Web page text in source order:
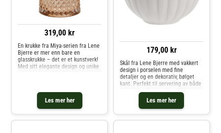
319,00 kr
Les mer her
En krukke fra Miya-serien fra Lene
Bjerre er mer enn bare en
glasskrukke – det er et kunstverk!
Med sitt elegante design og unike
ikke bare vakker, men også pr
179,00 kr
Les mer her
Skål fra Lene Bjerre med vakkert
design i porselen med fine
detaljer og en dekorativ, bølget
kant. Perfekt til servering av både
middag og frokost. Om skålen fra
Lene Bjerre- Laget av porselen.-
Vakkert design.- Skålen finnes i
forskjellige størrelser.- Finnes